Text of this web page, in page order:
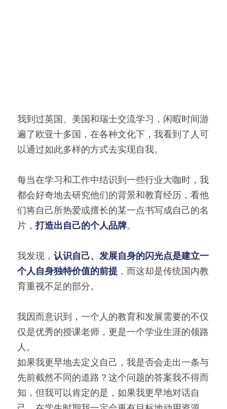
我到过英国、美国和瑞士交流学习，闲暇时间游
遍了欧亚十多国，在各种文化下，我看到了人可
以通过如此多样的方式去实现自我。
每当在学习和工作中结识到一些行业大咖时，我
都会好奇地去研究他们的背景和教育经历，看他
们将自己所热爱或擅长的某一点书写成自己的名
片，打造出自己的个人品牌。
我发现， 认识自己、发展自身的闪光点是建立一
个人自身独特价值的前提 ，而这却是传统国内教
育重视不足的部分。
我因而意识到，一个人的教育和发展需要的不仅
仅是优秀的授课老师，更是一个学业生涯的领路
人。
如果我更早地去定义自己，我是否会走出一条与
先前截然不同的道路？这个问题的答案我不得而
知，但我可以肯定的是，如果我更早地对话自